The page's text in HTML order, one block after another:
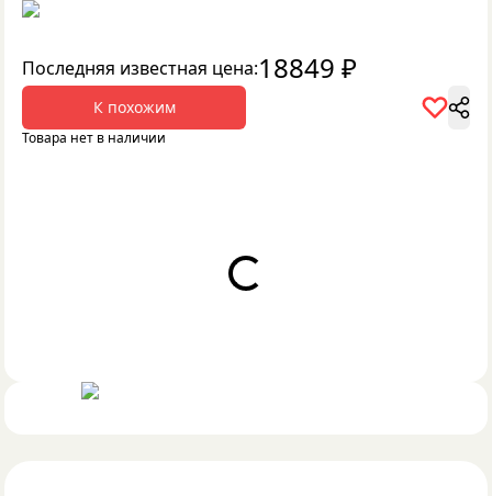
Последняя известная цена:18849 ₽
К похожим
Товара нет в наличии
Loading...